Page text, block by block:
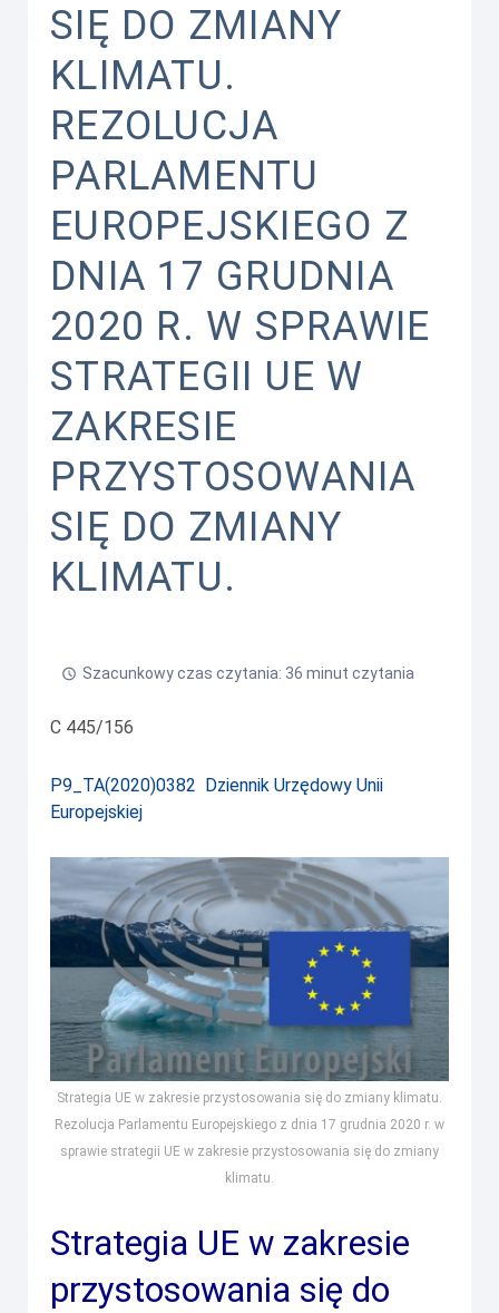
SIĘ DO ZMIANY
KLIMATU.
REZOLUCJA
PARLAMENTU
EUROPEJSKIEGO Z
DNIA 17 GRUDNIA
2020 R. W SPRAWIE
STRATEGII UE W
ZAKRESIE
PRZYSTOSOWANIA
SIĘ DO ZMIANY
KLIMATU.
Szacunkowy czas czytania: 36 minut czytania
C 445/156
P9_TA(2020)0382 Dziennik Urzędowy Unii
Europejskiej
Strategia UE w zakresie przystosowania się do zmiany klimatu.
Rezolucja Parlamentu Europejskiego z dnia 17 grudnia 2020 r. w
sprawie strategii UE w zakresie przystosowania się do zmiany
klimatu.
Strategia UE w zakresie
przystosowania się do